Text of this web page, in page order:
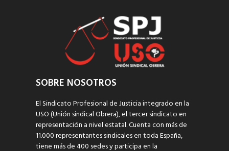
SOBRE NOSOTROS
El Sindicato Profesional de Justicia integrado en la
USO (Unión sindical Obrera), el tercer sindicato en
representación a nivel estatal. Cuenta con más de
11.000 representantes sindicales en toda España,
tiene más de 400 sedes y participa en la